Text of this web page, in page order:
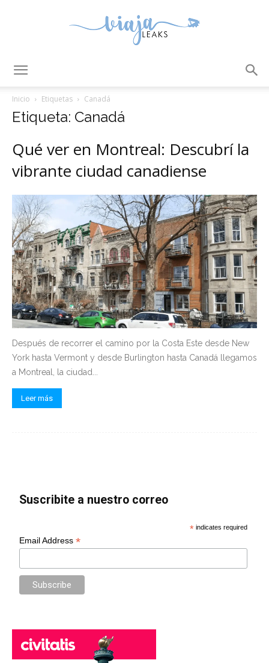
Inicio Etiquetas Canadá
Etiqueta: Canadá
Qué ver en Montreal: Descubrí la
vibrante ciudad canadiense
Después de recorrer el camino por la Costa Este desde New
York hasta Vermont y desde Burlington hasta Canadá llegamos
a Montreal, la ciudad...
Leer más
Suscribite a nuestro correo
* indicates required
Email Address*